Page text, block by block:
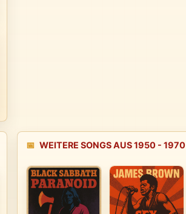
📅 WEITERE SONGS AUS 1950 - 1970